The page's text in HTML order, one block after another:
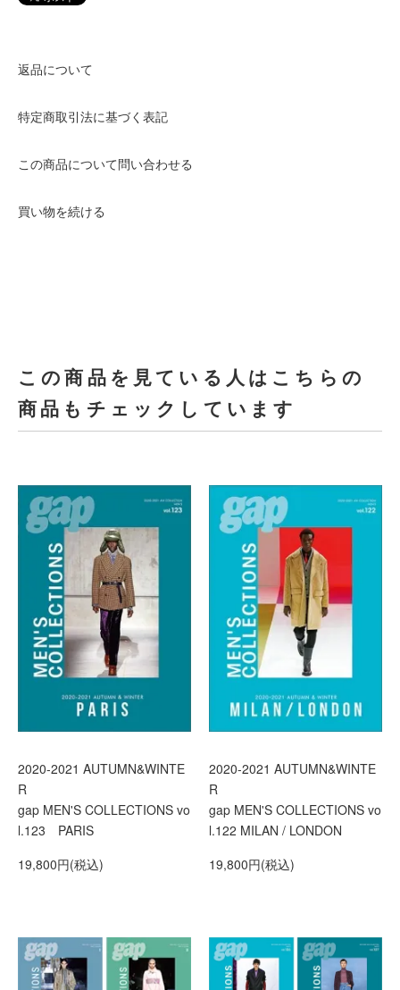
返品について
特定商取引法に基づく表記
この商品について問い合わせる
買い物を続ける
この商品を見ている人はこちらの
商品もチェックしています
2020-2021 AUTUMN&WINTE
R
gap MEN'S COLLECTIONS vo
l.123 PARIS
19,800円(税込)
2020-2021 AUTUMN&WINTE
R
gap MEN'S COLLECTIONS vo
l.122 MILAN / LONDON
19,800円(税込)